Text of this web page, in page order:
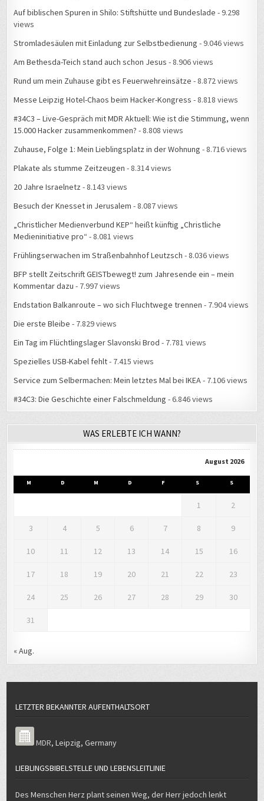
Auf biblischen Spuren in Shilo: Stiftshütte und Bundeslade - 9.298
views
Stromladesäulen mit Einladung zur Selbstbedienung - 9.046 views
Am Bethesda-Teich stand auch schon Jesus - 8.906 views
Rund um mein Zuhause gibt es Feuerwehreinsätze - 8.872 views
Messe Leipzig Hotel-Chaos beim Hacker-Kongress - 8.818 views
#34C3 – Live-Gespräch mit MDR Aktuell: Wie ist die Stimmung, wenn
15.000 Hacker zusammenkommen? - 8.808 views
Zuhause, Folge 1: Mein Lieblingsplatz in der Wohnung - 8.716 views
Plakate als stumme Zeitzeugen - 8.314 views
20 Jahre Israelnetz - 8.143 views
Besuch der Knesset in Jerusalem - 8.087 views
„Christlicher Medienverbund KEP“ heißt künftig „Christliche
Medieninitiative pro“ - 8.081 views
Frühlingserwachen im Straßenbahnhof Leutzsch - 8.036 views
BFP stellt Zeitschrift GEISTbewegt! zum Jahresende ein – mein
Kommentar dazu - 7.997 views
Endstation Balkanroute – wo sich Fluchtwege trennen - 7.904 views
Die erste Bleibe - 7.829 views
Ein Tag im Flüchtlingslager Slavonski Brod - 7.781 views
Spezielles USB-Kabel fehlt- 7.415 views
Service zum Selbermachen: Mein letztes Mal bei IKEA- 7.106 views
#34C3: Die Geschichte einer Falschmeldung - 6.846 views
WAS ERLEBTE ICH WANN?
August 2026
M D M D F S S
1 2
3 4 5 6 7 8 9
10 11 12 13 14 15 16
17 18 19 20 21 22 23
24 25 26 27 28 29 30
31
« Aug.
LETZTER BEKANNTER AUFENTHALTSORT
MDR,Leipzig,Germany
LIEBLINGSBIBELSTELLE UND LEBENSLEITLINIE
Des Menschen Herz plant seinen Weg, der Herr jedoch lenkt